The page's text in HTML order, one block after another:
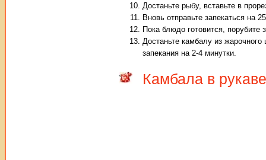
Достаньте рыбу, вставьте в
Вновь отправьте запекаться на
Пока блюдо готовится,
Достаньте камбалу из
запекания на 2-4 минутки.
Камбала в